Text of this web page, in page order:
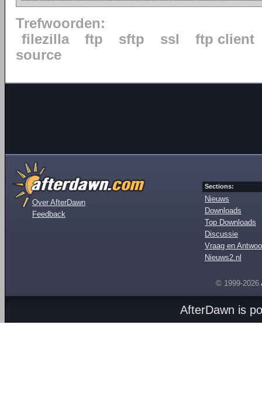
Trefwoorden:
filezilla
ftp sftp ssl
ftp client
source
Over AfterDawn
Feedback
Sections:
Nieuws
Downloads
Top Downloads
Discussie
Vraag en
Nieuws2.nl
© 1999-2026
AfterDawn is